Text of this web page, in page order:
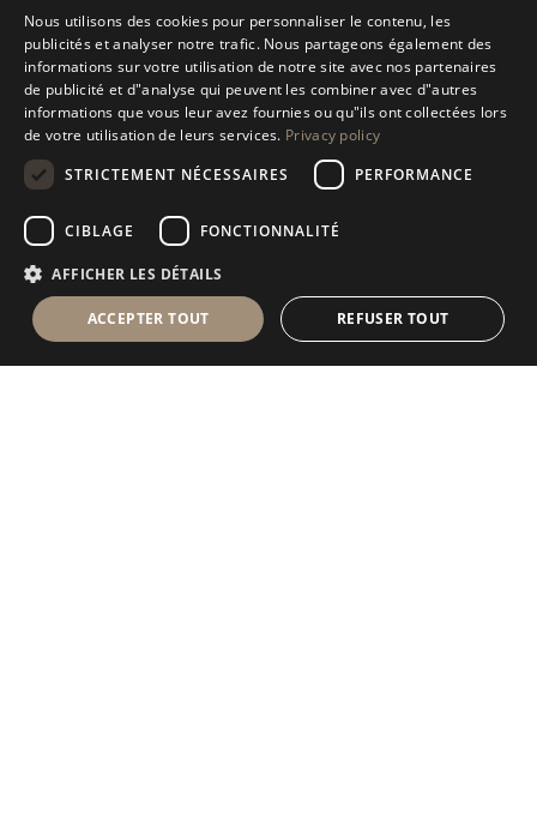
ITALIAN
ENGLISH
SPANISH
Nous utilisons des cookies pour personnaliser le contenu, les
publicités et analyser notre trafic. Nous partageons également des
informations sur votre utilisation de notre site avec nos partenaires
de publicité et d"analyse qui peuvent les combiner avec d"autres
informations que vous leur avez fournies ou qu"ils ont collectées lors
de votre utilisation de leurs services. Privacy policy
STRICTEMENT NÉCESSAIRES
PERFORMANCE
CIBLAGE FONCTIONNALITÉ
AFFICHER LES DÉTAILS
ACCEPTER TOUT REFUSER TOUT